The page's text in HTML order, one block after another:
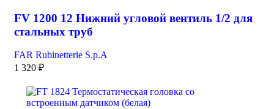
FV 1200 12 Нижний угловой вентиль 1/2 для
стальных труб
FAR Rubinetterie S.p.A
1 320 ₽